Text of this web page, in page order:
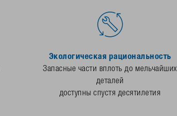
Экологическая рациональность
Запасные части вплоть до мельчайших
деталей
доступны спустя десятилетия